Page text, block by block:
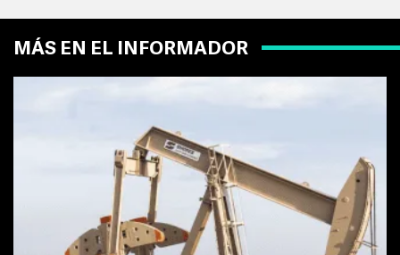
MÁS EN EL INFORMADOR